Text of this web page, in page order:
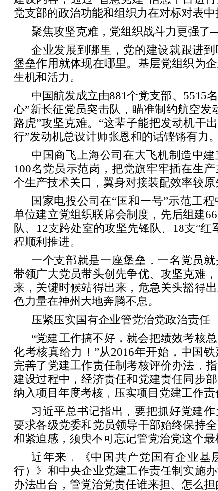
党支部的政治功能和组织力在对标对表
聚焦攻坚克难，党组织战斗力更强
企业发展到哪里，党的建设就跟进
堡垒作用就体现在哪里。基层党组织为
生机和活力。
中国航发成立由881个党支部、5515
心”新长征党员突击队，瞄准制约航空发
路虎”攻坚克难。“这辈子能把发动机干
行”发动机总设计师张恩和的话铿锵有力
中国商飞上海公司在大飞机制造中
100名党员示范岗，把党旗牢牢插在生
个生产技术关口，翼身对接装配效率较
国家电投公司在“国和一号”示范工
单位建立党组织联席会制度，先后组建
队、12支跨处室的攻坚先锋队、18支“红
程顺利推进。
一个支部就是一座堡垒，一名党员
带领广大党员带头创先争优、攻坚克难
来，关键时候站得出来，危急关头豁得
色力量在神州大地奔腾不息。
压紧压实国有企业管党治党政治责任
“党建工作搞不好，就会把绩效考核
化考核真给力！”从2016年开始，中国
完善了党建工作责任制考核评价办法，
建设过程中，经济责任和党建责任同步
纳入项目年度考核，压实项目党建工作责
习近平总书记指出，要把抓好党建
要求各级党委和党员领导干部始终保持
和紧迫感，须臾不可忘记管党治党这个
近年来，《中国共产党国有企业基
行）》和中央企业党建工作责任制实施
办法出台，管党治党责任谁来担、怎么